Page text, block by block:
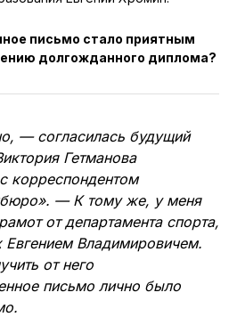
письмо стало приятным
долгожданного диплома?
— согласилась будущий
Гетманова
корреспондентом
— К тому же, у меня
от департамента спорта,
Евгением Владимировичем.
от него
письмо лично было